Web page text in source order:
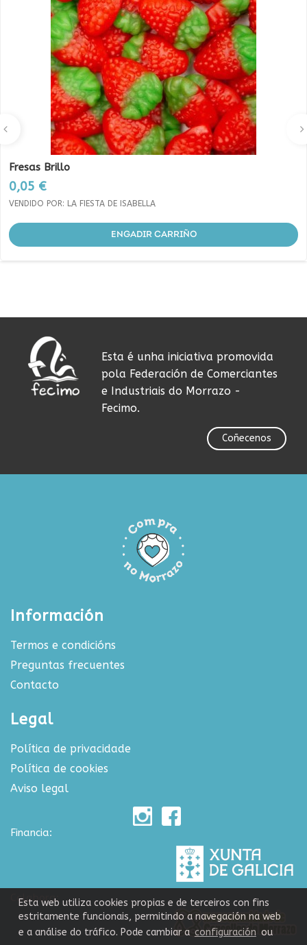
Fresas Brillo
Prezo
0,05 €
VENDIDO POR: LA FIESTA DE ISABELLA
ENGADIR CARRIÑO
Esta é unha iniciativa promovida
pola Federación de Comerciantes
e Industriais do Morrazo -
Fecimo.
Coñecenos
Información
Termos e condicións
Preguntas frecuentes
Contacto
Legal
Política de privacidade
Política de cookies
Aviso legal
Financia:
Colabora:
Esta web utiliza cookies propias e de terceiros con fins
estritamente funcionais, permitindo a navegación na web
e a análise do tráfico. Pode cambiar a configuración ou